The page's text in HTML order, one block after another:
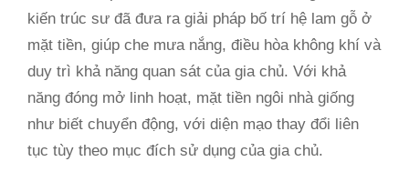
kiến trúc sư đã đưa ra giải pháp bố trí hệ lam gỗ ở
mặt tiền, giúp che mưa nắng, điều hòa không khí và
duy trì khả năng quan sát của gia chủ. Với khả
năng đóng mở linh hoạt, mặt tiền ngôi nhà giống
như biết chuyển động, với diện mạo thay đổi liên
tục tùy theo mục đích sử dụng của gia chủ.